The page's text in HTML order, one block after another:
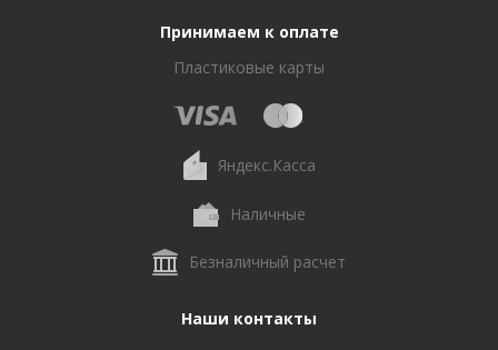
Принимаем к оплате
Пластиковые карты
Яндекс.Касса
Наличные
Безналичный расчет
Наши контакты